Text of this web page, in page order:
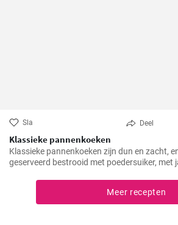
Sla Deel
Klassieke pannenkoeken
Klassieke pannenkoeken zijn dun en zacht,
geserveerd bestrooid met poedersuiker, met
of dessert. Pannenkoeken kunnen ook
hartige vullingen naar smaak.Meer recepten